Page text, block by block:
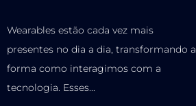
Wearables estão cada vez mais
presentes no dia a dia, transformando a
forma como interagimos com a
tecnologia. Esses...